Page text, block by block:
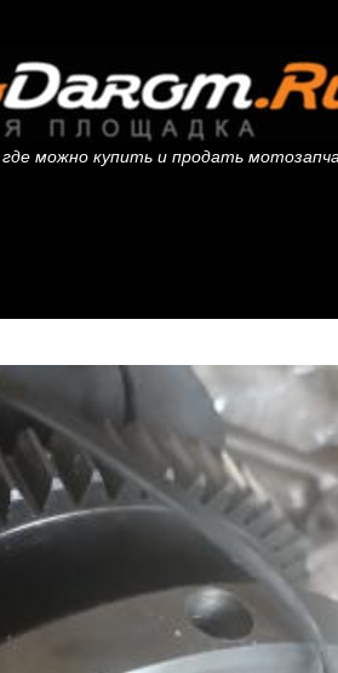
можно купить и продать